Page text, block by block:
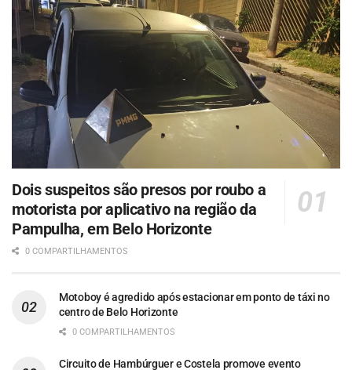
Dois suspeitos são presos por roubo a
motorista por aplicativo na região da
Pampulha, em Belo Horizonte
0 COMPARTILHAMENTOS
Motoboy é agredido após estacionar em ponto de táxi no
centro de Belo Horizonte
0 COMPARTILHAMENTOS
Circuito de Hambúrguer e Costela promove evento